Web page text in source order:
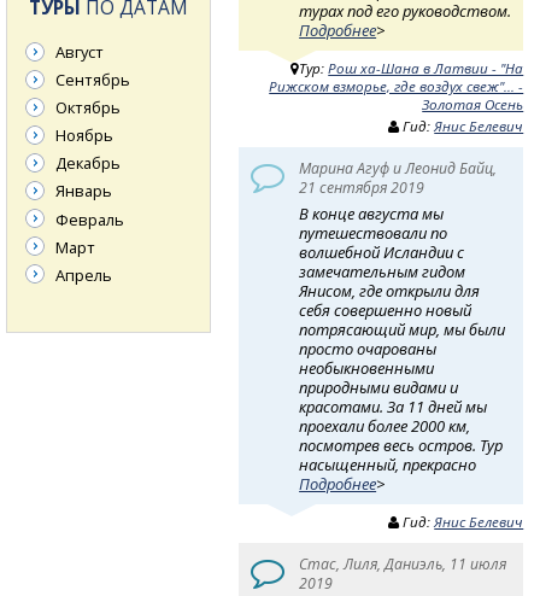
турах под его руководством.
Подробнее>
Тур:Рош ха-Шана в Латвии - "На
Рижском взморье, где воздух свеж"... -
Золотая Осень
Гид:Янис Белевич
Марина Агуф и Леонид Байц,
21 сентября 2019
В конце августа мы
путешествовали по
волшебной Исландии с
замечательным гидом
Янисом, где открыли для
себя совершенно новый
потрясающий мир, мы были
просто очарованы
необыкновенными
природными видами и
красотами. За 11 дней мы
проехали более 2000 км,
посмотрев весь остров. Тур
насыщенный, прекрасно
Подробнее>
Гид:Янис Белевич
Стас, Лиля, Даниэль, 11 июля
2019
ТУРЫ ПО ДАТАМ
Август
Сентябрь
Октябрь
Ноябрь
Декабрь
Январь
Февраль
Март
Апрель